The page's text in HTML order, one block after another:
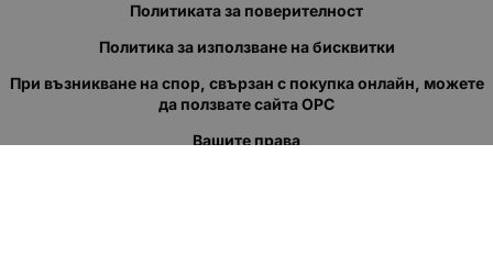
Политиката за поверителност
Политика за използване на бисквитки
При възникване на спор, свързан с покупка онлайн, можете
да ползвате сайта ОРС
Вашите права